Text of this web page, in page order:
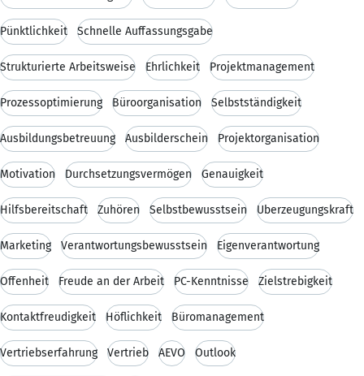
Pünktlichkeit Schnelle Auffassungsgabe
Strukturierte Arbeitsweise Ehrlichkeit Projektmanagement
Prozessoptimierung Büroorganisation Selbstständigkeit
Ausbildungsbetreuung Ausbilderschein Projektorganisation
Motivation Durchsetzungsvermögen Genauigkeit
Hilfsbereitschaft Zuhören Selbstbewusstsein Überzeugungskraft
Marketing Verantwortungsbewusstsein Eigenverantwortung
Offenheit Freude an der Arbeit PC-Kenntnisse Zielstrebigkeit
Kontaktfreudigkeit Höflichkeit Büromanagement
Vertriebserfahrung Vertrieb AEVO Outlook